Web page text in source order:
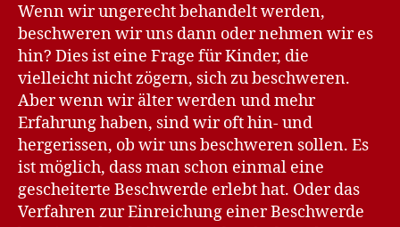
Wenn wir ungerecht behandelt werden,
beschweren wir uns dann oder nehmen wir es
hin? Dies ist eine Frage für Kinder, die
vielleicht nicht zögern, sich zu beschweren.
Aber wenn wir älter werden und mehr
Erfahrung haben, sind wir oft hin- und
hergerissen, ob wir uns beschweren sollen. Es
ist möglich, dass man schon einmal eine
gescheiterte Beschwerde erlebt hat. Oder das
Verfahren zur Einreichung einer Beschwerde